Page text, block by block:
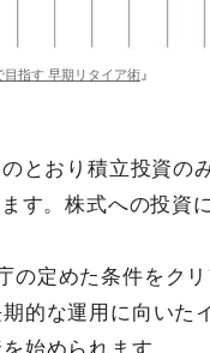
指す 早期リタイア術 』
とおり積立投資の
す。株式への投資
の定めた条件をク
的な運用に向いた